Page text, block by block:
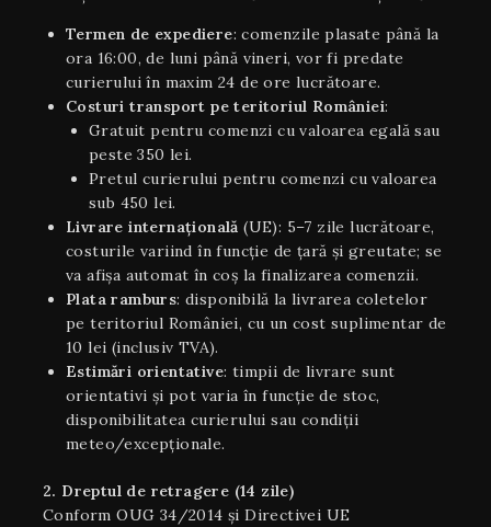
Termen de expediere: comenzile plasate până la
ora 16:00, de luni până vineri, vor fi predate
curierului în maxim 24 de ore lucrătoare.
Costuri transport pe teritoriul României:
Gratuit pentru comenzi cu valoarea egală sau
peste 350 lei.
Pretul curierului pentru comenzi cu valoarea
sub 450 lei.
Livrare internaţională (UE): 5–7 zile lucrătoare,
costurile variind în funcție de țară și greutate; se
va afișa automat în coș la finalizarea comenzii.
Plata ramburs: disponibilă la livrarea coletelor
pe teritoriul României, cu un cost suplimentar de
10 lei (inclusiv TVA).
Estimări orientative: timpii de livrare sunt
orientativi şi pot varia în funcție de stoc,
disponibilitatea curierului sau condiții
meteo/excepționale.
2. Dreptul de retragere (14 zile)
Conform OUG 34/2014 și Directivei UE